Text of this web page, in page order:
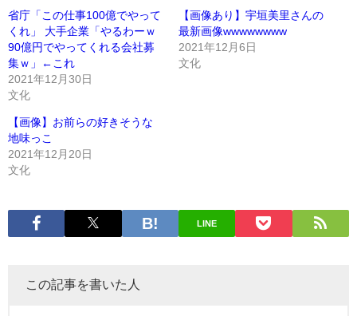
省庁「この仕事100億でやって
くれ」 大手企業「やるわーｗ
90億円でやってくれる会社募
集ｗ」←これ
2021年12月30日
文化
【画像あり】宇垣美里さんの
最新画像wwwwwwww
2021年12月6日
文化
【画像】お前らの好きそうな
地味っこ
2021年12月20日
文化
LINE
この記事を書いた人